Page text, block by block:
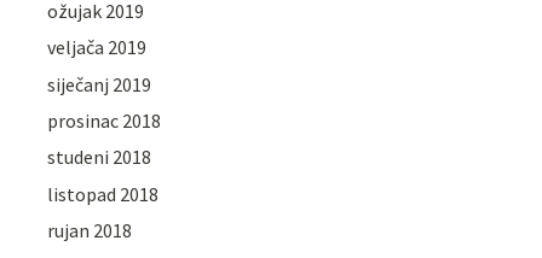
ožujak 2019
veljača 2019
siječanj 2019
prosinac 2018
studeni 2018
listopad 2018
rujan 2018